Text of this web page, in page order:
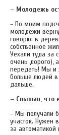
– Молодежь
– По моим
молодежи
говорю: в
собственное
Уехали туда за
очень дорого),
передать! Мы и
больше людей в
дальше.
– Слышал, что
– Мы получали
участок. Нужен
за